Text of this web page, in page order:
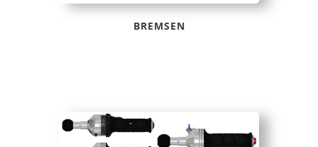
BREMSEN